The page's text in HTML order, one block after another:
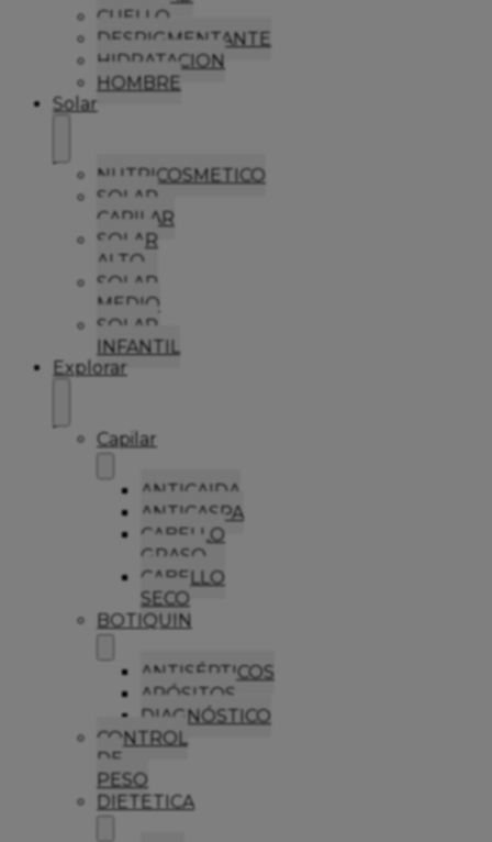
CUELLO
DESPIGMENTANTE
HIDRATACION
HOMBRE
Solar
NUTRICOSMETICO
SOLAR
CAPILAR
SOLAR
ALTO
SOLAR
MEDIO
SOLAR
INFANTIL
Explorar
Capilar
ANTICAIDA
ANTICASPA
CABELLO
GRASO
CABELLO
SECO
BOTIQUIN
ANTISÉPTICOS
APÓSITOS
DIAGNÓSTICO
CONTROL
DE
PESO
DIETETICA